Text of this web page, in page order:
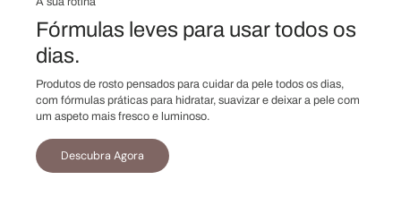
Fórmulas leves para usar todos os
dias.
Produtos de rosto pensados para cuidar da pele todos os dias,
com fórmulas práticas para hidratar, suavizar e deixar a pele com
um aspeto mais fresco e luminoso.
Descubra Agora